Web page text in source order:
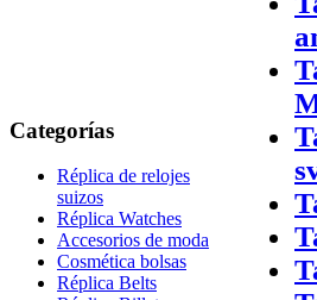
Categorías
Réplica de relojes
suizos
Réplica Watches
Accesorios de moda
Cosmética bolsas
Réplica Belts